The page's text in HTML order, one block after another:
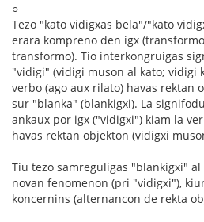
○
Tezo "kato vidigxas bela"/"kato
erara kompreno den igx
transformo). Tio interkongruigas
"vidigi" (vidigi muson al kato; vidigi
verbo (ago aux rilato) havas rektan
sur "blanka" (blankigxi). La
ankaux por igx ("vidigxi") kiam la
havas rektan objekton (vidigxi
Tiu tezo samreguligas "blankigxi"
novan fenomenon (pri "vidigxi"),
koncernins (alternancon de rekta